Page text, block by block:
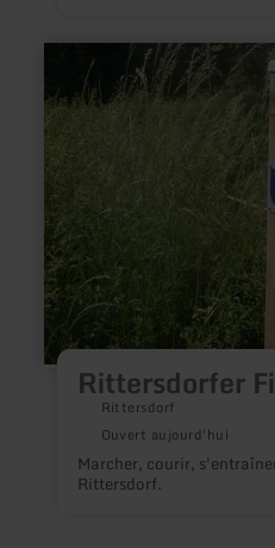
Rittersdorfer
Rittersdorf
Ouvert aujourd'hui
Marcher, courir,
Rittersdorf.
savoir
sur
:
Rittersdorfer
Fitnessweg